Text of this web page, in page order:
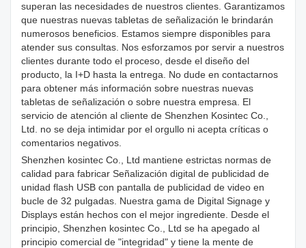
superan las necesidades de nuestros clientes. Garantizamos
que nuestras nuevas tabletas de señalización le brindarán
numerosos beneficios. Estamos siempre disponibles para
atender sus consultas. Nos esforzamos por servir a nuestros
clientes durante todo el proceso, desde el diseño del
producto, la I+D hasta la entrega. No dude en contactarnos
para obtener más información sobre nuestras nuevas
tabletas de señalización o sobre nuestra empresa. El
servicio de atención al cliente de Shenzhen Kosintec Co.,
Ltd. no se deja intimidar por el orgullo ni acepta críticas o
comentarios negativos.
Shenzhen kosintec Co., Ltd mantiene estrictas normas de
calidad para fabricar Señalización digital de publicidad de
unidad flash USB con pantalla de publicidad de video en
bucle de 32 pulgadas. Nuestra gama de Digital Signage y
Displays están hechos con el mejor ingrediente. Desde el
principio, Shenzhen kosintec Co., Ltd se ha apegado al
principio comercial de "integridad" y tiene la mente de